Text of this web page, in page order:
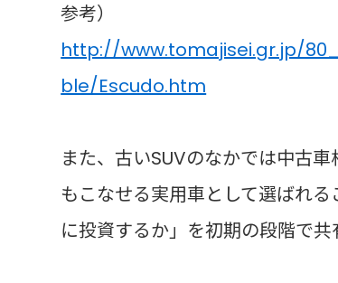
参考）
http://www.tomajisei.gr.jp/
ble/Escudo.htm
また、古いSUVのなかでは中古
もこなせる実用車として選ばれ
に投資するか」を初期の段階で共